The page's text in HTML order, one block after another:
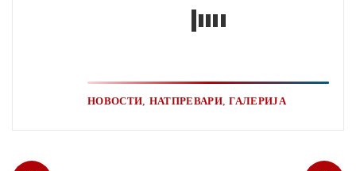
НОВОСТИ, НАТПРЕВАРИ,ГАЛЕРИЈА